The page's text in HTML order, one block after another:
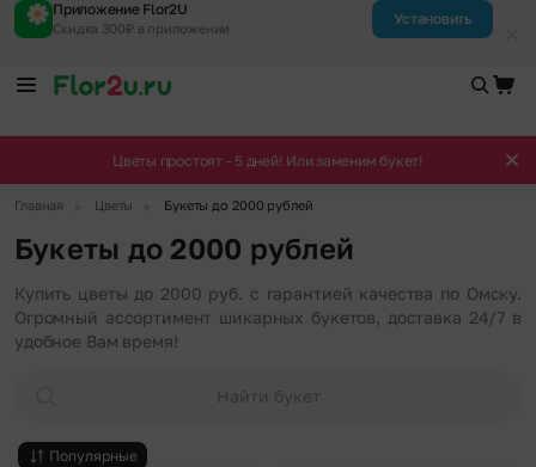
Приложение Flor2U
Скидка 300₽ в приложении
Установить
Цветы простоят - 5 дней! Или заменим букет!
Главная Цветы Букеты до 2000 рублей
Букеты до 2000 рублей
Купить цветы до 2000 руб. с гарантией качества по Омску.
Огромный ассортимент шикарных букетов, доставка 24/7 в
удобное Вам время!
Найти букет
Популярные